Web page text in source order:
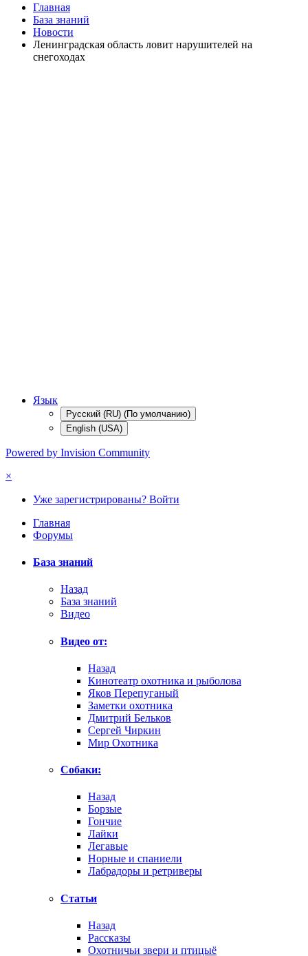
Главная
База знаний
Новости
Ленинградская область ловит нарушителей на
снегоходах
Язык
Русский (RU) (По умолчанию)
English (USA)
Powered by Invision Community
×
Уже зарегистрированы? Войти
Главная
Форумы
База знаний
Назад
База знаний
Видео
Видео от:
Назад
Кинотеатр охотника и рыболова
Яков Перепуганый
Заметки охотника
Дмитрий Бельков
Сергей Чиркин
Мир Охотника
Собаки:
Назад
Борзые
Гончие
Лайки
Легавые
Норные и спаниели
Лабрадоры и ретриверы
Статьи
Назад
Рассказы
Охотничьи звери и птицыё